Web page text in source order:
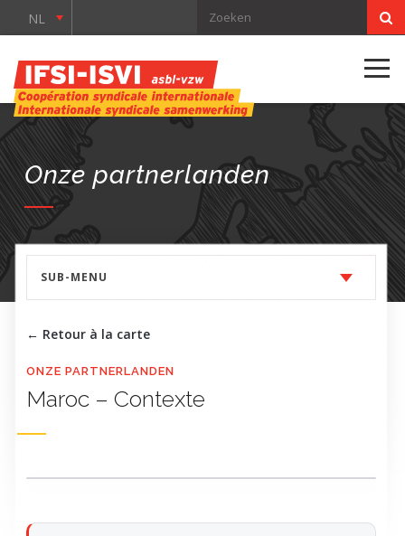
NL
Onze partnerlanden
SUB-MENU
← Retour à la carte
ONZE PARTNERLANDEN
Maroc – Contexte